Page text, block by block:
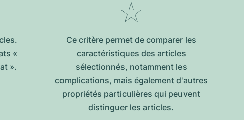
«
».
Ce critère permet de comparer les
caractéristiques des articles
sélectionnés, notamment les
complications, mais également d'autres
propriétés particulières qui peuvent
distinguer les articles.